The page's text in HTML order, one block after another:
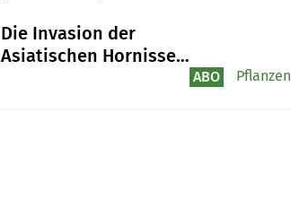
Die Invasion der
Asiatischen Hornisse
ABO Pflanzen